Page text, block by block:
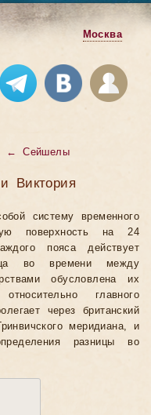
Москва
←Сейшелы
Виктория
систему временного
поверхность на 24
пояса действует
во времени между
обусловлена их
главного
через британский
меридиана, и
разницы во